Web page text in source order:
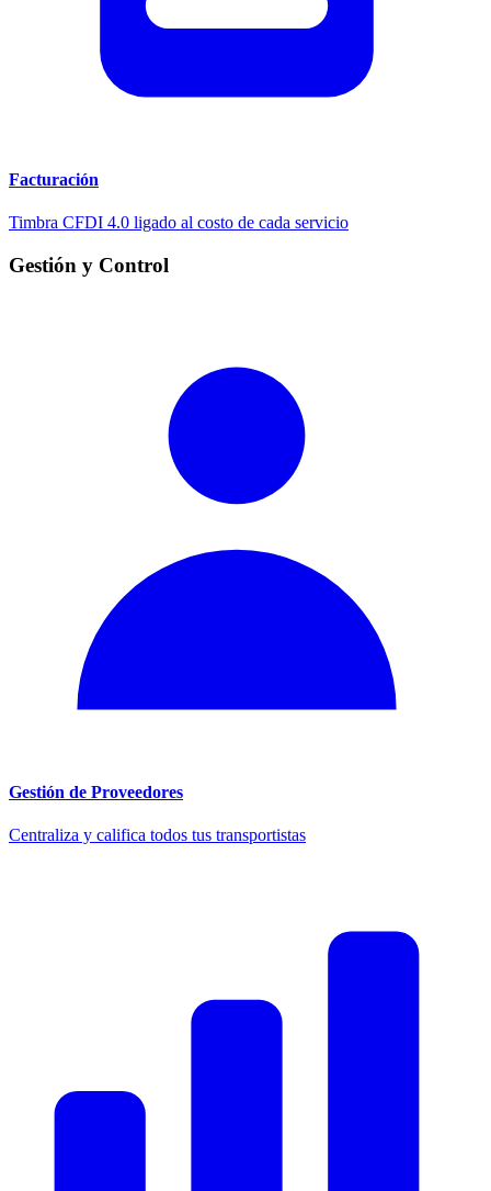
Facturación
Timbra CFDI 4.0 ligado al costo de cada servicio
Gestión y Control
Gestión de Proveedores
Centraliza y califica todos tus transportistas